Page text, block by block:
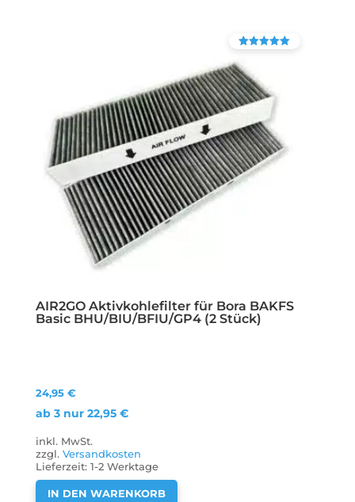
AIR2GO Aktivkohlefilter für Bora BAKFS
Basic BHU/BIU/BFIU/GP4 (2 Stück)
4.90
von 5
24,95€
ab 3 nur22,95€
inkl. MwSt.
zzgl.Versandkosten
Lieferzeit:1-2 Werktage
IN DEN WARENKORB